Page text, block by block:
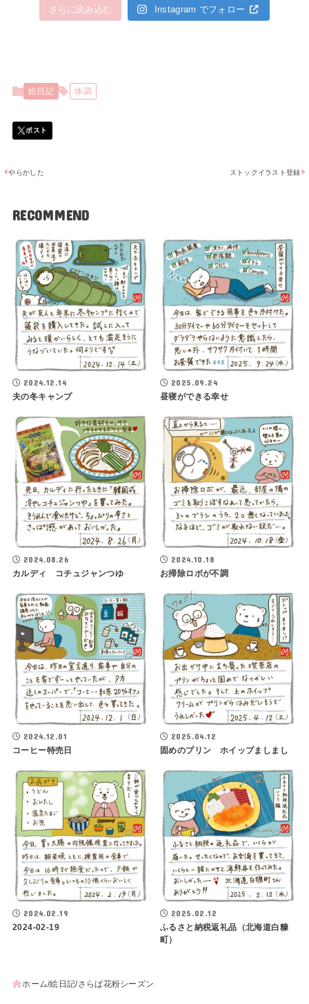
さらに読み込む Instagram でフォロー
絵日記 体調
ストックイラスト登録
やらかした
RECOMMEND
2024.12.14
夫の冬キャンプ
2025.09.24
昼寝ができる幸せ
2024.08.26
カルディ コチュジャンつゆ
2024.10.18
お掃除ロボが不調
2024.12.01
コーヒー特売日
2025.04.12
固めのプリン ホイップましまし
2024.02.19
2024-02-19
2025.02.12
ふるさと納税返礼品（北海道白糠
町）
ホーム 絵日記 さらば花粉シーズン